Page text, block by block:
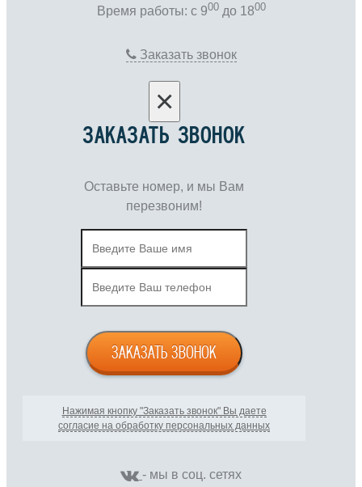
Время работы: c 900до 1800
Заказать звонок
×
ЗАКАЗАТЬ ЗВОНОК
Оставьте номер, и мы Вам
перезвоним!
ЗАКАЗАТЬ ЗВОНОК
Нажимая кнопку "Заказать звонок" Вы даете
согласие на обработку персональных данных
- мы в соц. сетях